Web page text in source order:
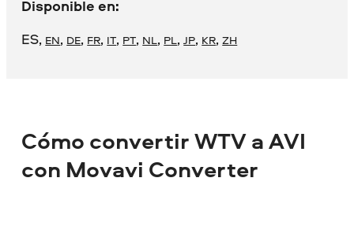
Disponible en:
ES, EN, DE, FR, IT, PT, NL, PL,JP, KR,ZH
Cómo convertir WTV a AVI
con Movavi Converter